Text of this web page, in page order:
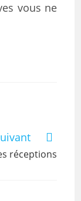
vous ne
réceptions